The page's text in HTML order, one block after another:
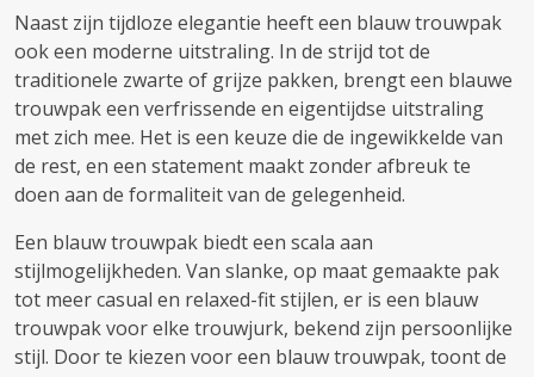
Naast zijn tijdloze elegantie heeft een blauw trouwpak
ook een moderne uitstraling. In de strijd tot de
traditionele zwarte of grijze pakken, brengt een blauwe
trouwpak een verfrissende en eigentijdse uitstraling
met zich mee. Het is een keuze die de ingewikkelde van
de rest, en een statement maakt zonder afbreuk te
doen aan de formaliteit van de gelegenheid.
Een blauw trouwpak biedt een scala aan
stijlmogelijkheden. Van slanke, op maat gemaakte pak
tot meer casual en relaxed-fit stijlen, er is een blauw
trouwpak voor elke trouwjurk, bekend zijn persoonlijke
stijl. Door te kiezen voor een blauw trouwpak, toont de